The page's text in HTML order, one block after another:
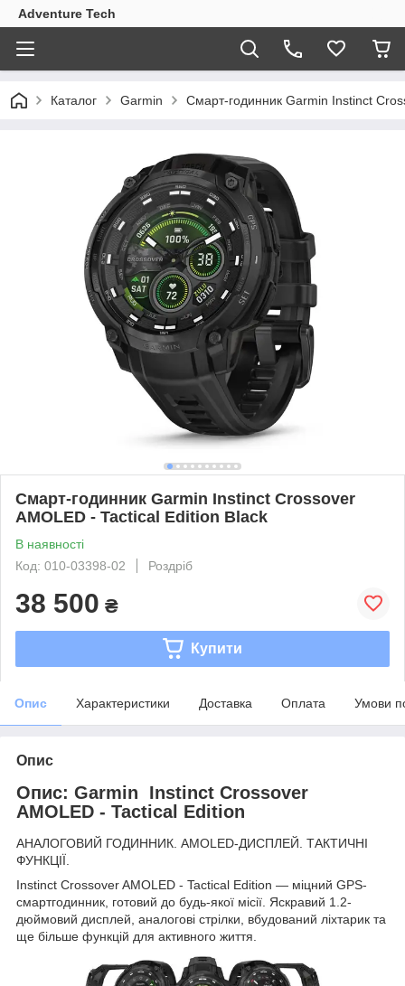
Adventure Tech
Каталог Garmin Смарт-годинник Garmin Instinct
Смарт-годинник Garmin Instinct Crossover
AMOLED - Tactical Edition Black
В наявності
Код: 010-03398-02
Роздріб
38 500 ₴
Купити
Опис Характеристики Доставка Оплата Умови
Опис
Опис: Garmin Instinct Crossover
AMOLED - Tactical Edition
АНАЛОГОВИЙ ГОДИННИК. AMOLED-ДИСПЛЕЙ. ТАКТИЧНІ
ФУНКЦІЇ.
Instinct Crossover AMOLED - Tactical Edition — міцний GPS-
смартгодинник, готовий до будь-якої місії. Яскравий 1.2-
дюймовий дисплей, аналогові стрілки, вбудований ліхтарик та
ще більше функцій для активного життя.